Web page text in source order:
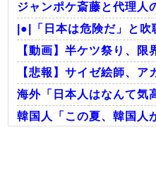
ジャンポケ斎藤と代理
|●|「日本は危険だ」と
【動画】半ケツ祭り、
【悲報】サイゼ絵師、
海外「日本人はなんて気
韓国人「この夏、韓国